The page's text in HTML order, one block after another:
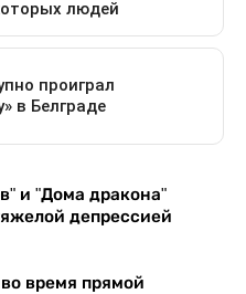
и "Дома дракона"
депрессией
во время прямой